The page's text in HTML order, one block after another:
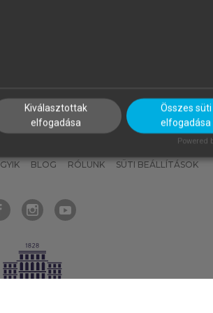
MI – ÁLTALÁNOS
GYIK BLOG RÓLUNK SÜTI BEÁLLÍTÁSOK
Kiválasztottak
elfogadása
Összes süti
elfogadása
Powered